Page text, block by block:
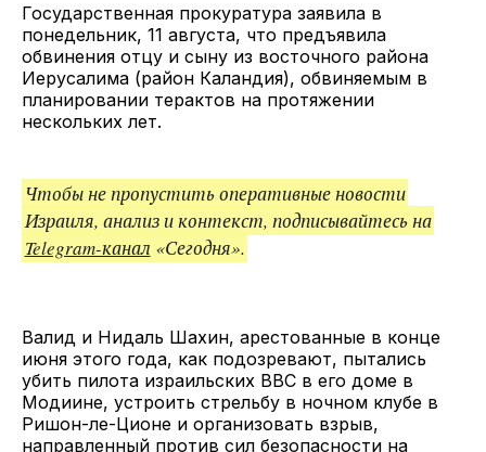
Государственная прокуратура заявила в
понедельник, 11 августа, что предъявила
обвинения отцу и сыну из восточного района
Иерусалима (район Каландия), обвиняемым в
планировании терактов на протяжении
нескольких лет.
Чтобы не пропустить оперативные новости
Израиля, анализ и контекст, подписывайтесь на
Telegram-канал «Сегодня».
Валид и Нидаль Шахин, арестованные в конце
июня этого года, как подозревают, пытались
убить пилота израильских ВВС в его доме в
Модиине, устроить стрельбу в ночном клубе в
Ришон-ле-Ционе и организовать взрыв,
направленный против сил безопасности на